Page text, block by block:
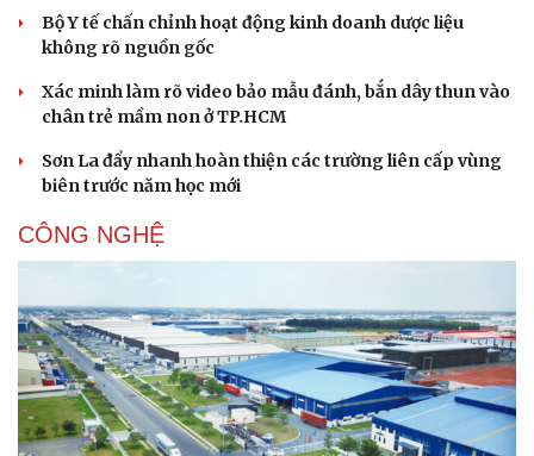
Ăn sạch sống khỏe
Bộ Y tế chấn chỉnh hoạt động kinh doanh dược liệu
không rõ nguồn gốc
Xác minh làm rõ video bảo mẫu đánh, bắn dây thun vào
chân trẻ mầm non ở TP.HCM
Sơn La đẩy nhanh hoàn thiện các trường liên cấp vùng
biên trước năm học mới
CÔNG NGHỆ